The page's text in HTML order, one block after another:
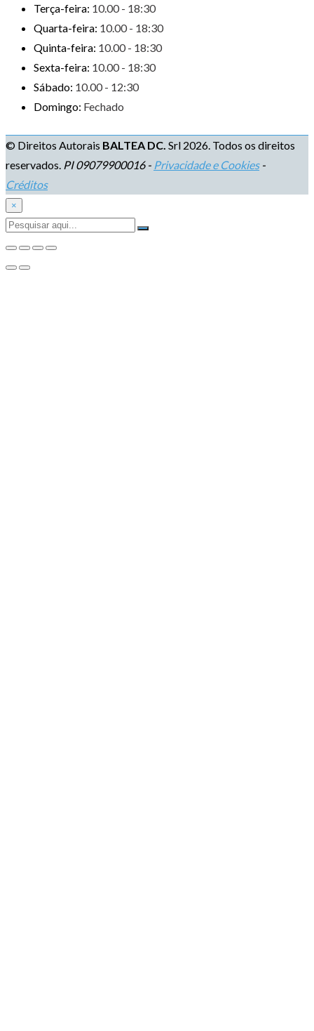
Terça-feira: 10.00 - 18:30
Quarta-feira: 10.00 - 18:30
Quinta-feira: 10.00 - 18:30
Sexta-feira: 10.00 - 18:30
Sábado: 10.00 - 12:30
Domingo: Fechado
© Direitos Autorais BALTEA DC. Srl 2026. Todos os direitos
reservados. PI 09079900016 - Privacidade e Cookies-
Créditos
×